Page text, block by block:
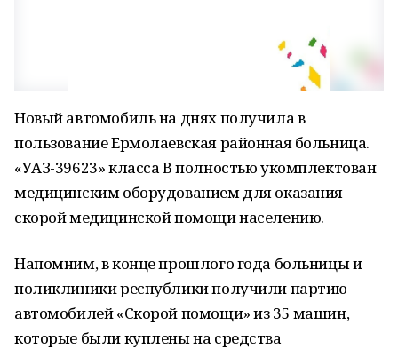
Новый автомобиль на днях получила в
пользование Ермолаевская районная больница.
«УАЗ-39623» класса В полностью укомплектован
медицинским оборудованием для оказания
скорой медицинской помощи населению.
Напомним, в конце прошлого года больницы и
поликлиники республики получили партию
автомобилей «Скорой помощи» из 35 машин,
которые были куплены на средства